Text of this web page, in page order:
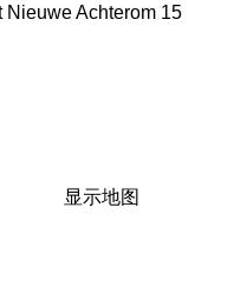
Nieuwe Achterom 15
显示地图